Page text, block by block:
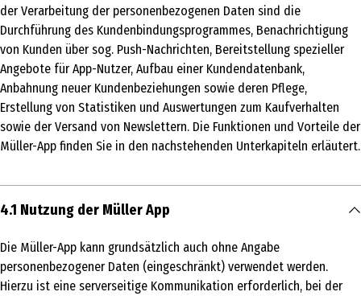
der Verarbeitung der personenbezogenen Daten sind die
Durchführung des Kundenbindungsprogrammes, Benachrichtigung
von Kunden über sog. Push-Nachrichten, Bereitstellung spezieller
Angebote für App-Nutzer, Aufbau einer Kundendatenbank,
Anbahnung neuer Kundenbeziehungen sowie deren Pflege,
Erstellung von Statistiken und Auswertungen zum Kaufverhalten
sowie der Versand von Newslettern. Die Funktionen und Vorteile der
Müller-App finden Sie in den nachstehenden Unterkapiteln erläutert.
4.1 Nutzung der Müller App
Die Müller-App kann grundsätzlich auch ohne Angabe
personenbezogener Daten (eingeschränkt) verwendet werden.
Hierzu ist eine serverseitige Kommunikation erforderlich, bei der